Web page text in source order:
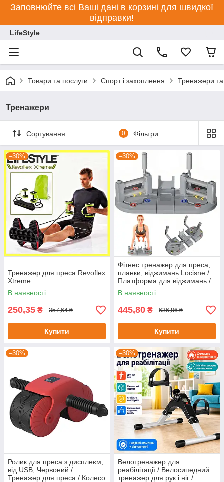
Заповнюйте всі Ваші дані в корзині для швидкої
відправки!
LifeStyle
Товари та послуги Спорт і захоплення Тренажери
Тренажери
Сортування 0 Фільтри
–30%
Тренажер для преса Revoflex
Xtreme
В наявності
250,35 ₴ 357,64 ₴
Купити
–30%
Фітнес тренажер для преса,
планки, віджимань Locisne /
Платформа для віджимань /
Дошка для віджимань
В наявності
445,80 ₴ 636,86 ₴
Купити
–30%
Ролик для преса з дисплеєм,
від USB, Червоний /
Тренажер для преса / Колесо
–30%
Велотренажер для
реабілітації / Велосипедний
тренажер для рук і ніг /